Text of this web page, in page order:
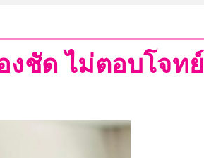
งชัด ไม่ตอบโจทย์